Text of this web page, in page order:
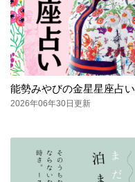
能勢みやびの金星星座占い
2026年06年30日更新